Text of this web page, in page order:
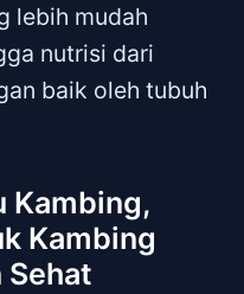
lebih mudah
nutrisi dari
baik oleh tubuh
Kambing,
Kambing
Sehat